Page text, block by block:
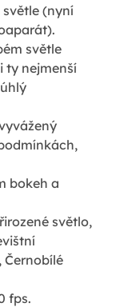
(nyní
světle
ty nejmenší
bokeh a
světlo,
Černobílé
fps.